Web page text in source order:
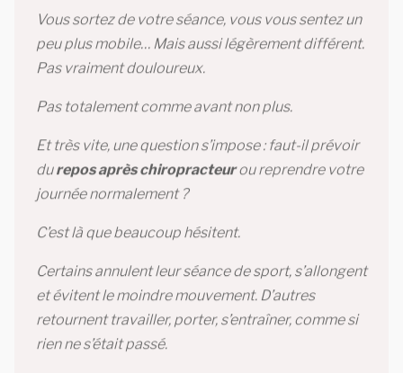
Vous sortez de votre séance, vous vous sentez un
peu plus mobile… Mais aussi légèrement différent.
Pas vraiment douloureux.
Pas totalement comme avant non plus.
Et très vite, une question s’impose : faut-il prévoir
durepos après chiropracteurou reprendre votre
journée normalement ?
C’est là que beaucoup hésitent.
Certains annulent leur séance de sport, s’allongent
et évitent le moindre mouvement. D’autres
retournent travailler, porter, s’entraîner, comme si
rien ne s’était passé.